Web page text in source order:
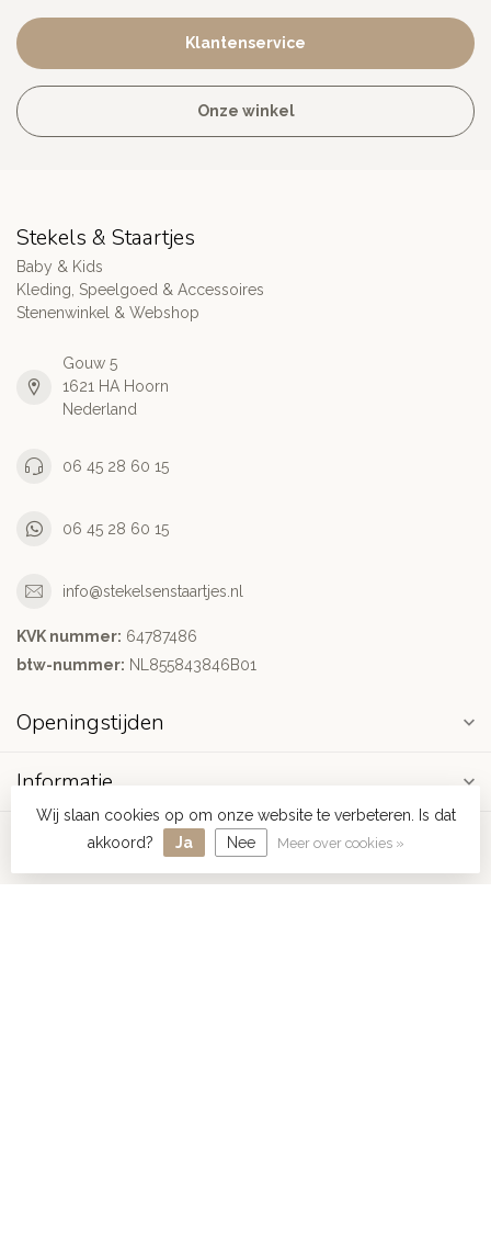
Klantenservice
Onze winkel
Stekels & Staartjes
Baby & Kids
Kleding, Speelgoed & Accessoires
Stenenwinkel & Webshop
Gouw 5
1621 HA Hoorn
Nederland
06 45 28 60 15
06 45 28 60 15
info@stekelsenstaartjes.nl
KVK nummer: 64787486
btw-nummer: NL855843846B01
Openingstijden
Informatie
Mijn account
Wij slaan cookies op om onze website te verbeteren. Is dat
akkoord?
Ja Nee Meer over cookies »